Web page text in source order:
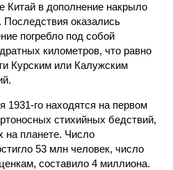
Китай в дополнение накрыло
оказались
погребло под собой
километров, что равно
Курским или Калужским
го находятся на первом
стихийных бедствий,
на планете. Число
53 млн человек, число
составило 4 миллиона.